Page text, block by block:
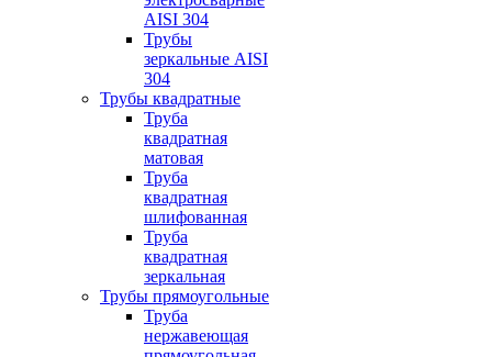
AISI 304
Трубы
зеркальные AISI
304
Трубы квадратные
Труба
квадратная
матовая
Труба
квадратная
шлифованная
Труба
квадратная
зеркальная
Трубы прямоугольные
Труба
нержавеющая